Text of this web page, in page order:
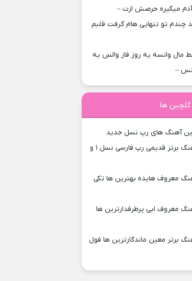
آدم میگیره حرصش ازت –
چندم تو تنهایی هام گرفت قلبم
مال وانسه یه روز فاز والس یه
–
ها
آهنگ های رپ نسل جدید
دانلود ۱۰ آهنگ برتر قدیمی رپ فارسی نسل ۱ و
۱۰ آهنگ معروف هایده بهترین ها تکی
۱۰ آهنگ معروف ابی پرطرفدارترین ها
۱۰ آهنگ برتر معین ماندگارترین ها فول